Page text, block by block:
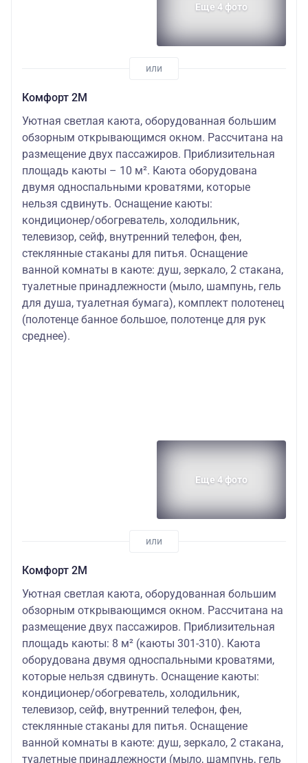
Еще 4 фото
Комфорт 2M
Уютная светлая каюта, оборудованная большим
обзорным открывающимся окном. Рассчитана на
размещение двух пассажиров. Приблизительная
площадь каюты – 10 м². Каюта оборудована
двумя односпальными кроватями, которые
нельзя сдвинуть. Оснащение каюты:
кондиционер/обогреватель, холодильник,
телевизор, сейф, внутренний телефон, фен,
стеклянные стаканы для питья. Оснащение
ванной комнаты в каюте: душ, зеркало, 2 стакана,
туалетные принадлежности (мыло, шампунь, гель
для душа, туалетная бумага), комплект полотенец
(полотенце банное большое, полотенце для рук
среднее).
Еще 4 фото
Комфорт 2M
Уютная светлая каюта, оборудованная большим
обзорным открывающимся окном. Рассчитана на
размещение двух пассажиров. Приблизительная
площадь каюты: 8 м² (каюты 301-310). Каюта
оборудована двумя односпальными кроватями,
которые нельзя сдвинуть. Оснащение каюты:
кондиционер/обогреватель, холодильник,
телевизор, сейф, внутренний телефон, фен,
стеклянные стаканы для питья. Оснащение
ванной комнаты в каюте: душ, зеркало, 2 стакана,
туалетные принадлежности (мыло, шампунь, гель